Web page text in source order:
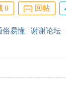
0 回帖
俗易懂 谢谢论坛